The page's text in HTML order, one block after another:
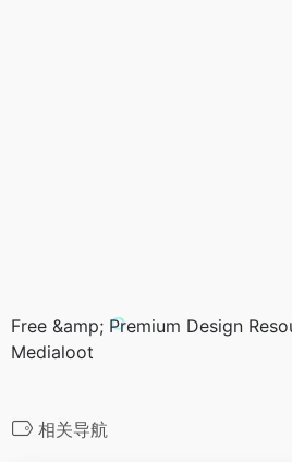
Free &amp; Premium Design
Medialoot
相关导航